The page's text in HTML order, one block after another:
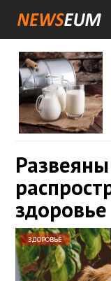
здоровье
ЗДОРОВЬЕ